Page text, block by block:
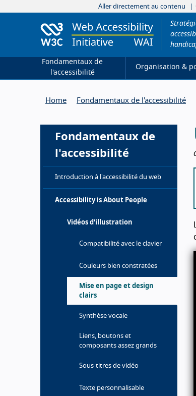
Aller directement au contenu
Fondamentaux de
l'accessibilité
Organisation &
Home Fondamentaux de l'accessibilité
Fondamentaux de
l'accessibilité
Introduction à l'accessibilité du web
Accessibility is About People
Vidéos d'illustration
Compatibilité avec le clavier
Couleurs bien constratées
Mise en page et design
clairs
Synthèse vocale
Liens, boutons et
composants assez grands
Sous-titres de vidéo
Texte personnalisable